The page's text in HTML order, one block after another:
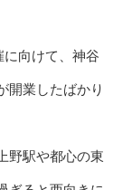
に向けて、神谷
開業したばかり
野駅や都心の東